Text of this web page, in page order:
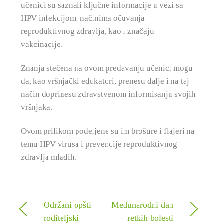
učenici su saznali ključne informacije u vezi sa
HPV infekcijom, načinima očuvanja
reproduktivnog zdravlja, kao i značaju
vakcinacije.
Znanja stečena na ovom predavanju učenici mogu
da, kao vršnjački edukatori, prenesu dalje i na taj
način doprinesu zdravstvenom informisanju svojih
vršnjaka.
Ovom prilikom podeljene su im brošure i flajeri na
temu HPV virusa i prevencije reproduktivnog
zdravlja mladih.
Održani opšti
roditeljski
Međunarodni dan
retkih bolesti